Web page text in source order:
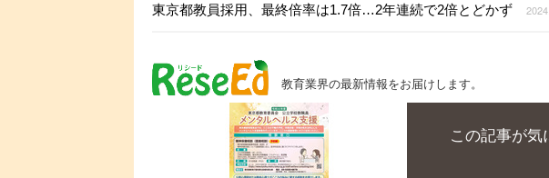
東京都教員採用、最終倍率は1.7倍…2年連続で2倍とどかず
教育業界の最新情報をお届けします。
この記事が気